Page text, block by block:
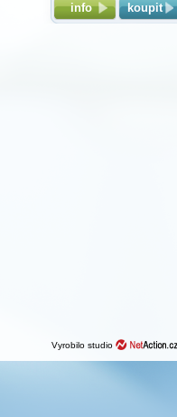
info koupit
Vyrobilo studio